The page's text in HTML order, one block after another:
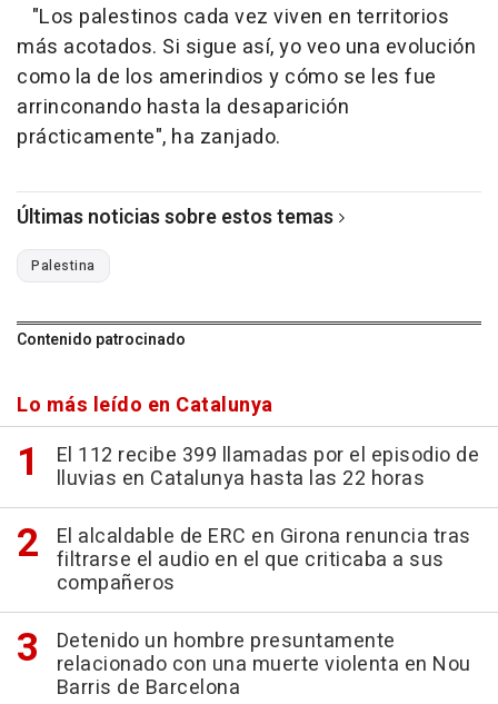
"Los palestinos cada vez viven en territorios
más acotados. Si sigue así, yo veo una evolución
como la de los amerindios y cómo se les fue
arrinconando hasta la desaparición
prácticamente", ha zanjado.
Últimas noticias sobre estos temas
Palestina
Contenido patrocinado
Lo más leído en Catalunya
El 112 recibe 399 llamadas por el episodio de
lluvias en Catalunya hasta las 22 horas
El alcaldable de ERC en Girona renuncia tras
filtrarse el audio en el que criticaba a sus
compañeros
Detenido un hombre presuntamente
relacionado con una muerte violenta en Nou
Barris de Barcelona